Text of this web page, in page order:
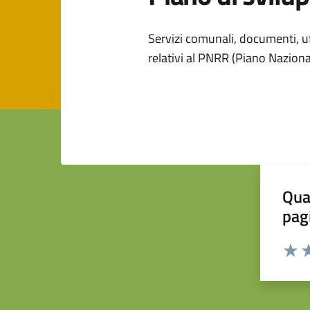
Dettagli
Servizi comunali, documenti,
relativi al PNRR (Piano